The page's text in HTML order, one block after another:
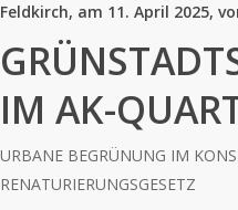
Feldkirch, am 11. April 2025,
IM AK-
URBANE BEGRÜNUNG IM
RENATURIERUNGSGESETZ